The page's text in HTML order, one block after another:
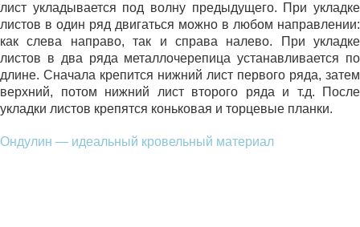
лист укладывается под волну предыдущего. При укладке
листов в один ряд двигаться можно в любом направлении:
как слева направо, так и справа налево. При укладке
листов в два ряда металлочерепица устанавливается по
длине. Сначала крепится нижний лист первого ряда, затем
верхний, потом нижний лист второго ряда и т.д. После
укладки листов крепятся коньковая и торцевые планки.
Ондулин — идеальный кровельный материал